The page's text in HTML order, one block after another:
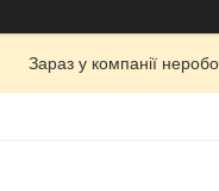
Зараз у компанії